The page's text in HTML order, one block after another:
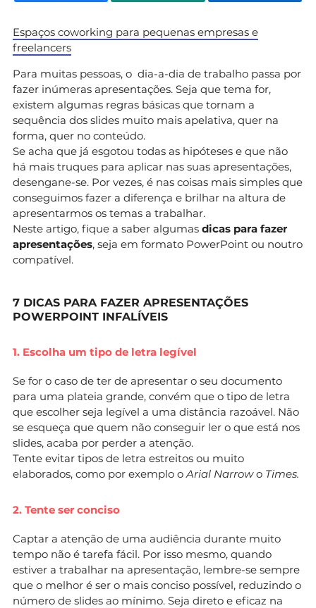
Espaços coworking para pequenas empresas e
freelancers
Para muitas pessoas, o dia-a-dia de trabalho passa por
fazer inúmeras apresentações. Seja que tema for,
existem algumas regras básicas que tornam a
sequência dos slides muito mais apelativa, quer na
forma, quer no conteúdo.
Se acha que já esgotou todas as hipóteses e que não
há mais truques para aplicar nas suas apresentações,
desengane-se. Por vezes, é nas coisas mais simples que
conseguimos fazer a diferença e brilhar na altura de
apresentarmos os temas a trabalhar.
Neste artigo, fique a saber algumas dicas para fazer
apresentações, seja em formato PowerPoint ou noutro
compatível.
7 DICAS PARA FAZER APRESENTAÇÕES
POWERPOINT INFALÍVEIS
1. Escolha um tipo de letra legível
Se for o caso de ter de apresentar o seu documento
para uma plateia grande, convém que o tipo de letra
que escolher seja legível a uma distância razoável. Não
se esqueça que quem não conseguir ler o que está nos
slides, acaba por perder a atenção.
Tente evitar tipos de letra estreitos ou muito
elaborados, como por exemplo o Arial Narrowo Times.
2. Tente ser conciso
Captar a atenção de uma audiência durante muito
tempo não é tarefa fácil. Por isso mesmo, quando
estiver a trabalhar na apresentação, lembre-se sempre
que o melhor é ser o mais conciso possível, reduzindo o
número de slides ao mínimo. Seja direto e eficaz na